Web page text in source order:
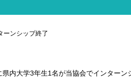
ーンシップ終了
内大学3年生1名が当協会でインターン